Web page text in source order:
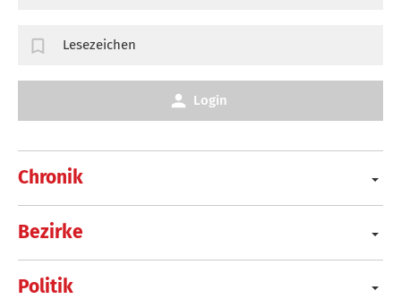
Chronik
Bezirke
Politik
Lesezeichen
Login